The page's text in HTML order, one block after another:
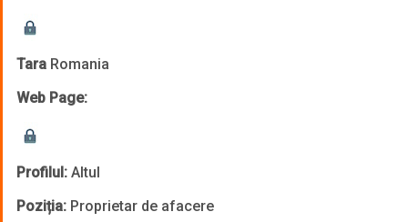
Tara Romania
Web Page:
Profilul: Altul
Poziția: Proprietar de afacere